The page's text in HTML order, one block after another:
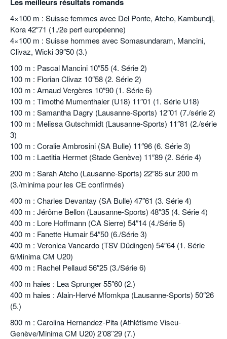
4×100 m : Suisse femmes avec Del Ponte, Atcho, Kambundji,
Kora 42″71 (1./2e perf européenne)
4×100 m : Suisse hommes avec Somasundaram, Mancini,
Clivaz, Wicki 39″50 (3.)
100 m : Pascal Mancini 10″55 (4. Série 2)
100 m : Florian Clivaz 10″58 (2. Série 2)
100 m : Arnaud Vergères 10″90 (1. Série 6)
100 m : Timothé Mumenthaler (U18) 11″01 (1. Série U18)
100 m : Samantha Dagry (Lausanne-Sports) 12″01 (7./série 2)
100 m : Melissa Gutschmidt (Lausanne-Sports) 11″81 (2./série
3)
100 m : Coralie Ambrosini (SA Bulle) 11″96 (6. Série 3)
100 m : Laetitia Hermet (Stade Genève) 11″89 (2. Série 4)
200 m : Sarah Atcho (Lausanne-Sports) 22”85 sur 200 m
(3./minima pour les CE confirmés)
400 m : Charles Devantay (SA Bulle) 47″61 (3. Série 4)
400 m : Jérôme Bellon (Lausanne-Sports) 48″35 (4. Série 4)
400 m : Lore Hoffmann (CA Sierre) 54″14 (4./Série 5)
400 m : Fanette Humair 54″50 (6./Série 3)
400 m : Veronica Vancardo (TSV Düdingen) 54”64 (1. Série
6/Minima CM U20)
400 m : Rachel Pellaud 56″25 (3./Série 6)
400 m haies : Lea Sprunger 55″60 (2.)
400 m haies : Alain-Hervé Mfomkpa (Lausanne-Sports) 50″26
(5.)
800 m : Carolina Hernandez-Pita (Athlétisme Viseu-
Genève/Minima CM U20) 2’08’’29 (7.)